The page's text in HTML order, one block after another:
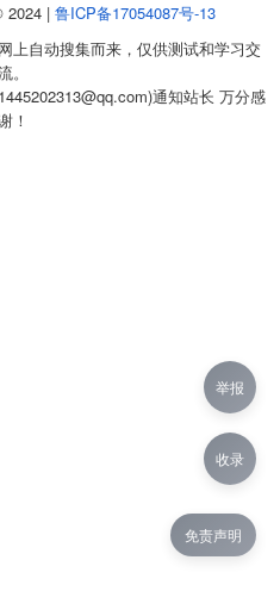
2024 | 鲁ICP备17054087号-13
上自动搜集而来，仅供测试和学习交
。
通知站长 万分感
！
免责声明
举报
收录